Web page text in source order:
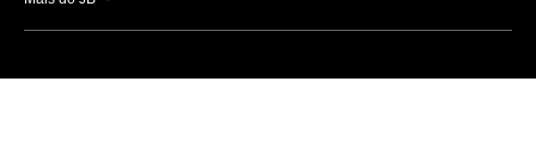
Esportes